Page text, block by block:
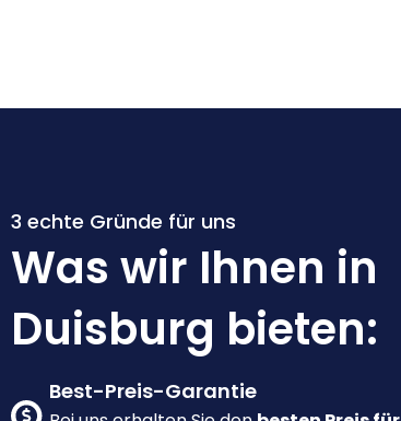
3 echte Gründe für uns
Was wir Ihnen in
Duisburg bieten:
Best-Preis-Garantie